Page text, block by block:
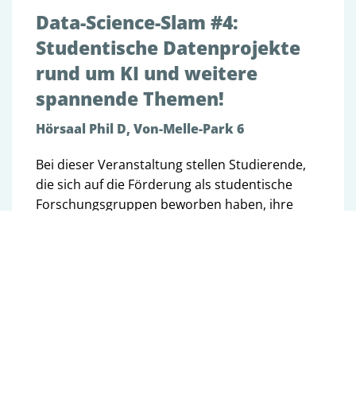
Data-Science-Slam #4:
Studentische Datenprojekte
rund um KI und weitere
spannende Themen!
Hörsaal Phil D, Von-Melle-Park 6
Bei dieser Veranstaltung stellen Studierende,
die sich auf die Förderung als studentische
Forschungsgruppen beworben haben, ihre